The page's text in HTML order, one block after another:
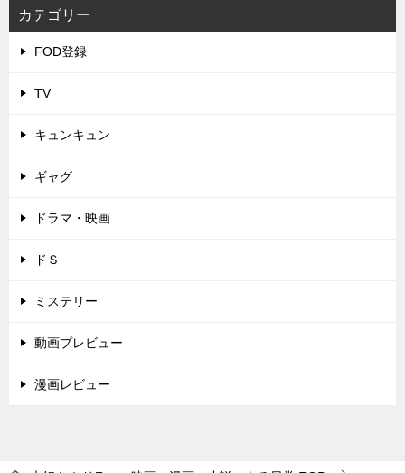
カテゴリー
FOD登録
TV
キュンキュン
ギャグ
ドラマ・映画
ドＳ
ミステリー
動画プレビュー
漫画レビュー